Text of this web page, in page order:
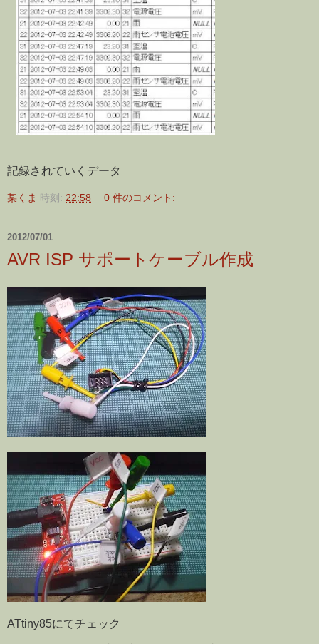
記録されていくデータ
某くま 時刻: 22:58 0 件のコメント:
2012/07/01
AVR ISP サポートケーブル作成
ATtiny85にてチェック